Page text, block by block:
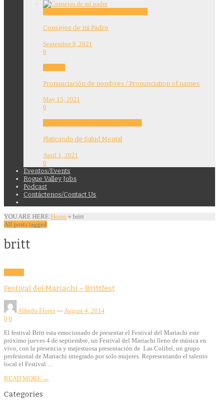
Consejos de mi Padre
September 9, 2021
0
Pronunciación de nombres / Pronunciation of names
May 15, 2021
0
Platicando de Salud Mental
April 1, 2021
0
Eventos/Events
Rogue Valley Jobs
Podcast
Contáctenos/Contact Us
YOU ARE HERE:Home » britt
All posts tagged
britt
Festival del Mariachi – Brittfest
Alfredo Flores — August 4, 2014
0 0
El festival Britt esta emocionado de presentar el Festival del Mariachi este
próximo jueves 4 de septiembre, un Festival del Mariachi lleno de música en
vivo, con la presencia y majestuosa presentación de Las Colibrí, un grupo
profesional de Mariachi integrado por solo mujeres. Representando el talento
local el Festival …
READ MORE →
Categories